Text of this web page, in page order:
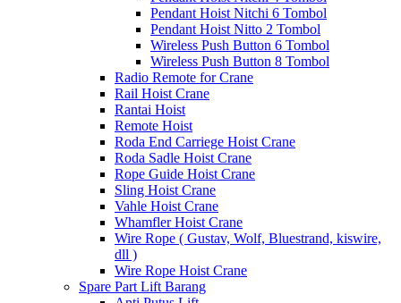
Pendant Hoist Nitchi 6 Tombol
Pendant Hoist Nitto 2 Tombol
Wireless Push Button 6 Tombol
Wireless Push Button 8 Tombol
Radio Remote for Crane
Rail Hoist Crane
Rantai Hoist
Remote Hoist
Roda End Carriege Hoist Crane
Roda Sadle Hoist Crane
Rope Guide Hoist Crane
Sling Hoist Crane
Vahle Hoist Crane
Whamfler Hoist Crane
Wire Rope ( Gustav, Wolf, Bluestrand, kiswire,
dll )
Wire Rope Hoist Crane
Spare Part Lift Barang